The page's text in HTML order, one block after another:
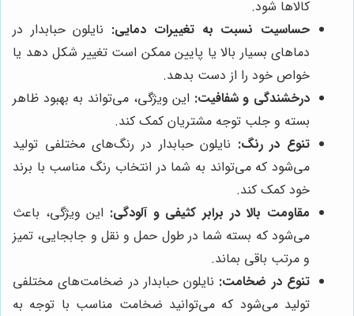
کالاها شود.
حساسیت نسبت به تغییرات دمایی: نایلون حبابدار در
دماهای بسیار بالا یا پایین ممکن است تغییر شکل دهد یا
خواص خود را از دست بدهد.
درخشندگی و شفافیت: این ویژگی، می‌تواند به بهبود ظاهر
بسته و جلب توجه مشتریان کمک کند.
تنوع در رنگ: نایلون حبابدار در رنگ‌های مختلفی تولید
می‌شود که می‌تواند به شما در انتخاب رنگ مناسب با برند
خود کمک کند.
مقاومت بالا در برابر کثیفی و آلودگی: این ویژگی، باعث
می‌شود که بسته شما در طول حمل و نقل و جابجایی، تمیز
و مرتب باقی بماند.
تنوع در ضخامت: نایلون حبابدار در ضخامت‌های مختلفی
تولید می‌شود که می‌توانید ضخامت مناسب با توجه به